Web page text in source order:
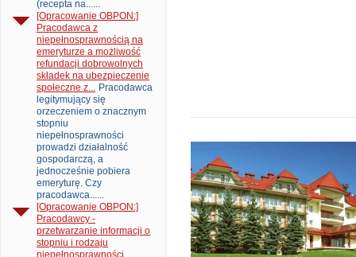
(recepta na......
[Opracowanie OBPON:]
Pracodawca z
niepełnosprawnością na
emeryturze a możliwość
refundacji dobrowolnych
składek na ubezpieczenie
społeczne z... Pracodawca
legitymujący się
orzeczeniem o znacznym
stopniu
niepełnosprawności
prowadzi działalność
gospodarczą, a
jednocześnie pobiera
emeryturę. Czy
pracodawca......
[Opracowanie OBPON:]
Pracodawcy -
przetwarzanie informacji o
stopniu i rodzaju
niepełnosprawności